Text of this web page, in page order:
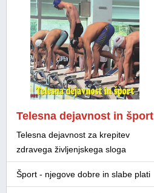
Telesna dejavnost in šport
Telesna dejavnost za krepitev
zdravega življenjskega sloga
Šport - njegove dobre in slabe plati